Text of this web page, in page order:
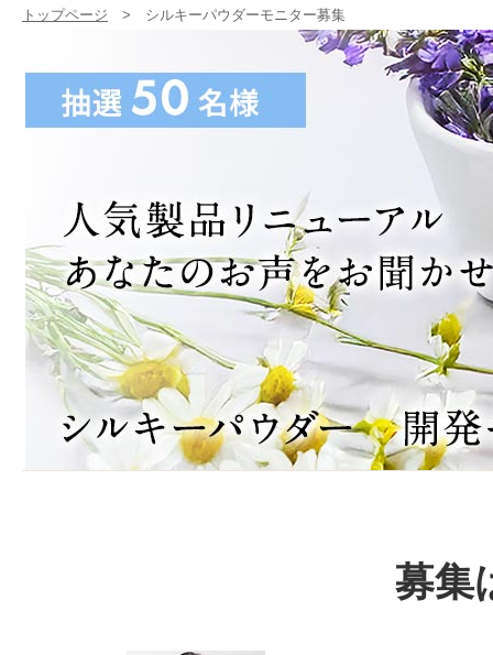
トップページ > シルキーパウダーモニター募集
募集